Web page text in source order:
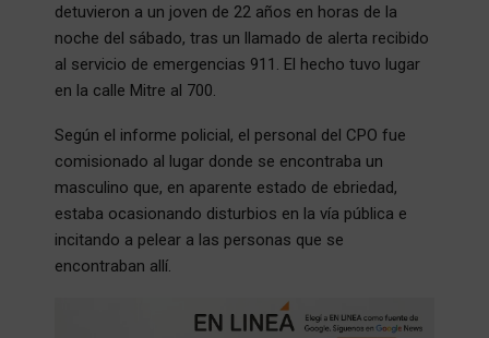
detuvieron a un joven de 22 años en horas de la
noche del sábado, tras un llamado de alerta recibido
al servicio de emergencias 911. El hecho tuvo lugar
en la calle Mitre al 700.
Según el informe policial, el personal del CPO fue
comisionado al lugar donde se encontraba un
masculino que, en aparente estado de ebriedad,
estaba ocasionando disturbios en la vía pública e
incitando a pelear a las personas que se
encontraban allí.